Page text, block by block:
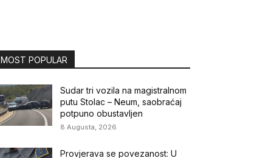
MOST POPULAR
Sudar tri vozila na magistralnom
putu Stolac – Neum, saobraćaj
potpuno obustavljen
8 Augusta, 2026
Provjerava se povezanost: U